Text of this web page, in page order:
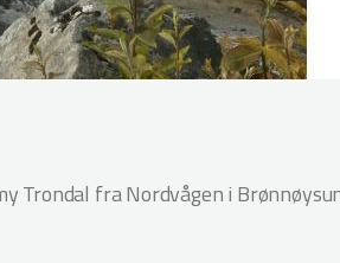
Trondal fra Nordvågen i